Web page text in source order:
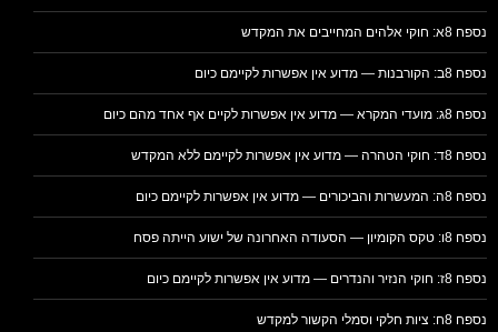
נספח 8א: חוקי אלהים המחייבים את המקדש
נספח 8ב: הקורבנות — מדוע אין אפשרות לקיימם כיום
נספח 8ג: מועדי המקרא — מדוע אין אפשרות לקיים אף אחד מהם כיום
נספח 8ד: חוקי הטהרה — מדוע אין אפשרות לקיימם ללא המקדש
נספח 8ה: המעשרות והביכורים — מדוע אין אפשרות לקיימם כיום
נספח 8ו: טקס הקומיון — הסעודה האחרונה של ישוע הייתה פסח
נספח 8ז: חוקי הנזיר והנדרים — מדוע אין אפשרות לקיימם כיום
נספח 8ח: ציות חלקי וסמלי הקשור למקדש